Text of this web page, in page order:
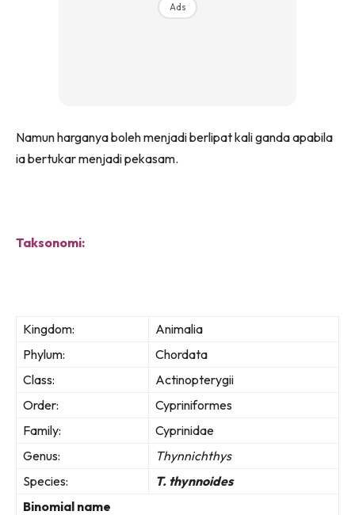
Ads
Namun harganya boleh menjadi berlipat kali ganda apabila
ia bertukar menjadi pekasam.
Taksonomi:
Kingdom:
Animalia
Phylum:
Chordata
Class:
Actinopterygii
Order:
Cypriniformes
Family:
Cyprinidae
Genus:
Thynnichthys
Species:
T. thynnoides
Binomial name